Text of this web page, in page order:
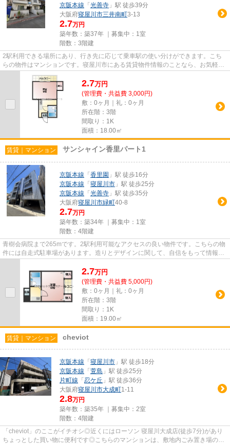
京阪本線 「 光善寺 」駅 徒歩39分
大阪府寝屋川市三井南町3-13
2.7万円
築年数：築37年 ｜募集中： 1室
階数：3階建
2駅利用できる場所にあり、行き先に応じて乗車駅の使い分けができます。こち
らの物件はマンションです。寝屋川市にある賃貸物件情報のことなら、お気軽に
当社にお任せ下さい。賃貸情報...
2.7万円
(管理費・共益費 3,000円)
敷：0ヶ月｜礼：0ヶ月
所在階：3階
間取り：1K
面積：18.00㎡
賃貸｜マンション サンシャイン香里パート1
京阪本線 「 香里園 」駅 徒歩16分
京阪本線 「 寝屋川市 」駅 徒歩25分
京阪本線 「 光善寺 」駅 徒歩35分
大阪府寝屋川市緑町40-8
2.7万円
築年数：築34年 ｜募集中： 1室
階数：4階建
青樹会病院まで265mです。2駅利用可能なアクセスの良い物件です。こちらの物
件には自走式駐車場があります。造りとデザインに関して、自信をもって情報を
2.7万円
(管理費・共益費 5,000円)
敷：0ヶ月｜礼：0ヶ月
所在階：3階
間取り：1K
面積：19.00㎡
賃貸｜マンション cheviot
京阪本線 「 寝屋川市 」駅 徒歩18分
京阪本線 「 萱島 」駅 徒歩25分
片町線 「 忍ケ丘 」駅 徒歩36分
大阪府寝屋川市大成町1-11
2.8万円
築年数：築35年 ｜募集中： 2室
階数：4階建
「cheviot」のここがイチオシ◎近くにはローソン 寝屋川大成店(徒歩7分)があり
ちょっとした買い物に便利です◎こちらのマンションは、敷地内ごみ置き場のあ